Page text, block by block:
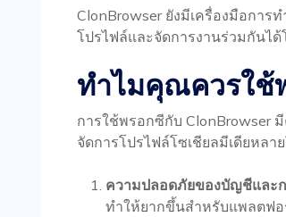
ClonBrowser ยังมีเครื่องมือกา
โปรไฟล์และจัดการงานร่วมกันไ
ทำไมคุณควรใช้
การใช้พรอกซีกับ ClonBrowser
จัดการโปรไฟล์โซเชียลมีเดียหลา
ความปลอดภัยของบัญชีและก
ทำให้ยากขึ้นสำหรับแพลตฟ